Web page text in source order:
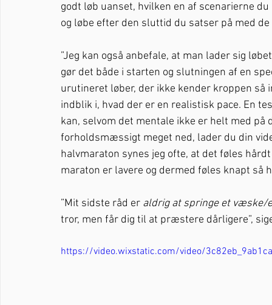
godt løb uanset, hvilken en af scenarierne
og løbe efter den sluttid du satser på med
”Jeg kan også anbefale, at man lader sig
gør det både i starten og slutningen af en
urutineret løber, der ikke kender kroppen
indblik i, hvad der er en realistisk pace. En
kan, selvom det mentale ikke er helt med
forholdsmæssigt meget ned, lader du din
halvmaraton synes jeg ofte, at det føles
maraton er lavere og dermed føles knapt så
”Mit sidste råd er aldrig at springe et væske/
tror, men får dig til at præstere dårligere”,
https://video.wixstatic.com/video/